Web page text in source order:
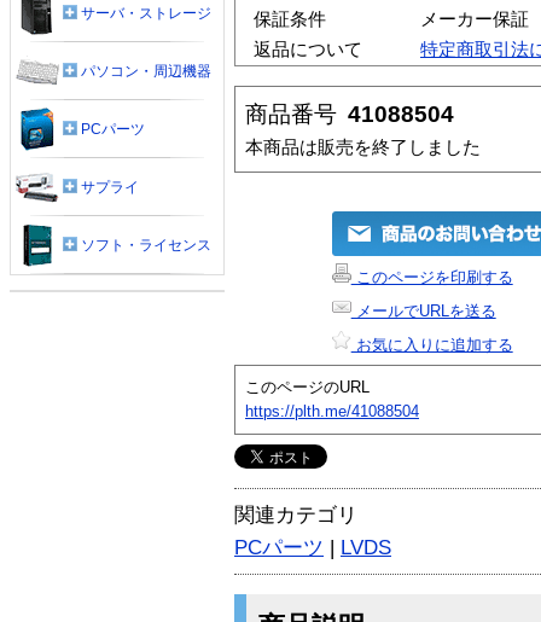
保証条件
メーカー保証
返品について
特定商取引法
商品番号 41088504
本商品は販売を終了しました
このページを印刷する
メールでURLを送る
お気に入りに追加する
このページのURL
https://plth.me/41088504
関連カテゴリ
PCパーツ | LVDS
サーバ・ストレージ
パソコン・周辺機器
PCパーツ
サプライ
ソフト・ライセンス